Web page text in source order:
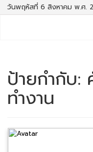
วันพฤหัสที่ 6 สิงหาคม พ.ศ.
ป้ายกำกับ:
ทำงาน